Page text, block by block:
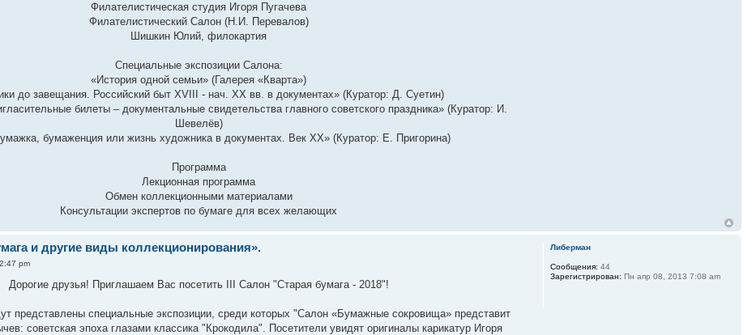
Филателистическая студия Игоря Пугачева
Филателистический Салон (Н.И. Перевалов)
Шишкин Юлий, филокартия
Специальные экспозиции Салона:
«История одной семьи» (Галерея «Кварта»)
до завещания. Российский быт ХVIII - нач. ХХ вв. в документах» (Куратор: Д. Суетин)
билеты – документальные свидетельства главного советского праздника» (Куратор: И.
Шевелёв)
бумаженция или жизнь художника в документах. Век XX» (Куратор: Е. Пригорина)
Программа
Лекционная программа
Обмен коллекционными материалами
Консультации экспертов по бумаге для всех желающих
и другие виды коллекционирования».
pm
Дорогие друзья! Приглашаем Вас посетить III Cалон "Старая бумага - 2018"!
представлены специальные экспозиции, среди которых "Салон «Бумажные сокровища» представит
советская эпоха глазами классика "Крокодила". Посетители увидят оригиналы карикатур Игоря
Либерман
Сообщения: 44
Зарегистрирован: Пн апр 08, 2013 7:08 am